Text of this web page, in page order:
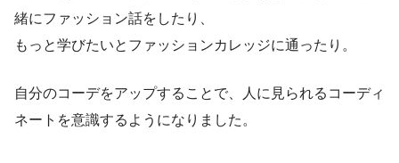
緒にファッション話をしたり、
もっと学びたいとファッションカレッジに通ったり。
自分のコーデをアップすることで、人に見られるコーディ
ネートを意識するようになりました。